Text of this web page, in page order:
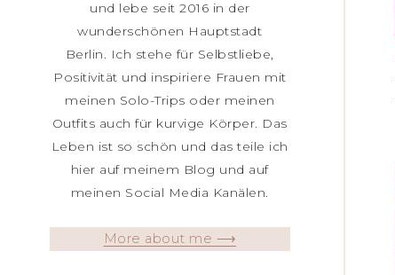
und lebe seit 2016 in der
wunderschönen Hauptstadt
Berlin. Ich stehe für Selbstliebe,
Positivität und inspiriere Frauen mit
meinen Solo-Trips oder meinen
Outfits auch für kurvige Körper. Das
Leben ist so schön und das teile ich
hier auf meinem Blog und auf
meinen Social Media Kanälen.
More about me ⟶